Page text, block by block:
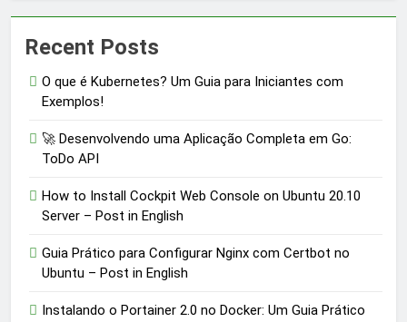
Recent Posts
O que é Kubernetes? Um Guia para Iniciantes com
Exemplos!
🚀 Desenvolvendo uma Aplicação Completa em Go:
ToDo API
How to Install Cockpit Web Console on Ubuntu 20.10
Server – Post in English
Guia Prático para Configurar Nginx com Certbot no
Ubuntu – Post in English
Instalando o Portainer 2.0 no Docker: Um Guia Prático